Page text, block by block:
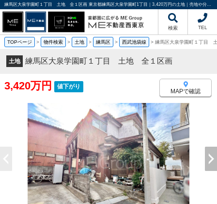
練馬区大泉学園町１丁目 土地 全１区画 東京都練馬区大泉学園町1丁目｜3,420万円の土地｜売地や分譲地情報｜ME不動産西東京
検索 TEL
TOPページ > 物件検索 > 土地 > 練馬区 > 西武池袋線 > 練馬区大泉学園町１丁目
土地 練馬区大泉学園町１丁目 土地 全１区画
3,420万円 値下がり
MAPで確認